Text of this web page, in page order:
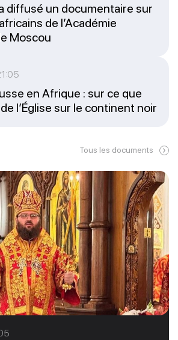
diffusé un documentaire sur
de l’Académie
Moscou
en Afrique : sur ce que
l’Église sur le continent noir
Tous les documents